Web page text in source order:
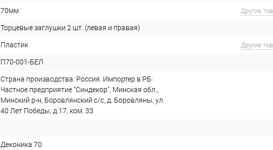
70мм Другие
Торцевые заглушки 2 шт. (левая и правая)
Пластик Другие
П70-001-БЕЛ
Страна производства: Россия. Импортер в РБ:
Частное предприятие "Синдекор", Минская обл.,
Минский р-н, Боровлянский с/с, д. Боровляны, ул.
40 Лет Победы, д.17, ком. 33
Деконика 70